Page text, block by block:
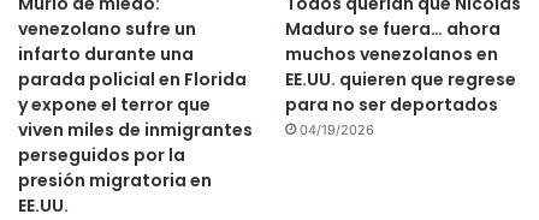
venezolano sufre un
infarto durante una
parada policial en Florida
y expone el terror que
viven miles de inmigrantes
perseguidos por la
presión migratoria en
EE.UU.
Maduro se fuera… ahora
muchos venezolanos en
EE.UU. quieren que regrese
para no ser deportados
04/19/2026